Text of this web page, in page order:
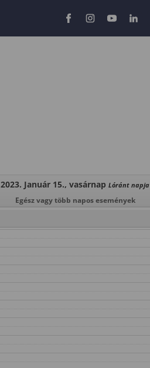
2023. Január 15., vasárnap Lóránt napja
Egész vagy több napos események